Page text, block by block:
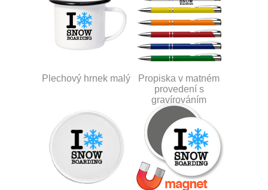
Plechový hrnek malý
Propiska v matném
provedení s
gravírováním